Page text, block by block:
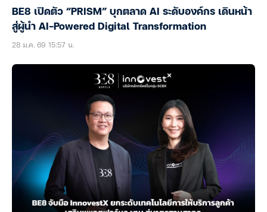
BE8 เปิดตัว “PRISM” บุกตลาด AI ระดับองค์กร เดินหน้า
สู่ผู้นำ AI-Powered Digital Transformation
28 ม.ค. 69 15:57 น.